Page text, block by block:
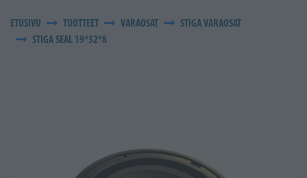
ETUSIVU TUOTTEET VARAOSAT
STIGA VARAOSAT
STIGA SEAL 19*32*8